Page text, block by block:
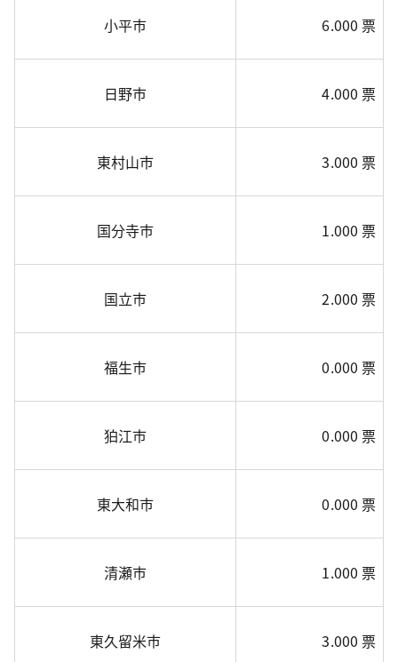
小平市 6.000 票
日野市 4.000 票
東村山市 3.000 票
国分寺市 1.000 票
国立市 2.000 票
福生市 0.000 票
狛江市 0.000 票
東大和市 0.000 票
清瀬市 1.000 票
東久留米市 3.000 票